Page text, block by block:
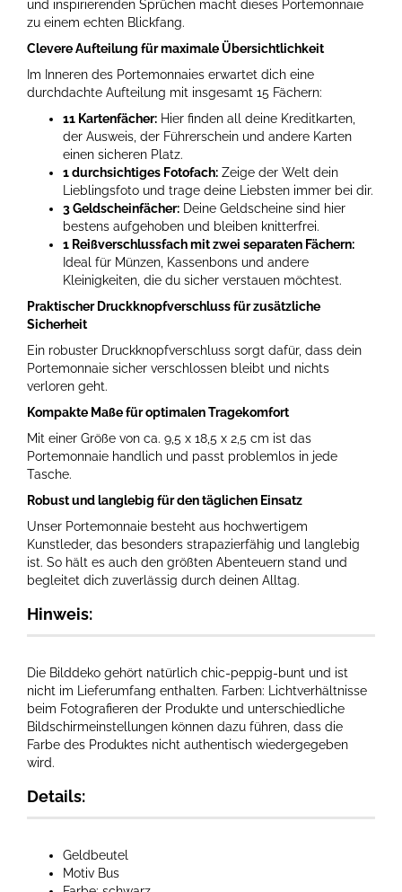
und inspirierenden Sprüchen macht dieses Portemonnaie
zu einem echten Blickfang.
Clevere Aufteilung für maximale Übersichtlichkeit
Im Inneren des Portemonnaies erwartet dich eine
durchdachte Aufteilung mit insgesamt 15 Fächern:
11 Kartenfächer: Hier finden all deine Kreditkarten,
der Ausweis, der Führerschein und andere Karten
einen sicheren Platz.
1 durchsichtiges Fotofach: Zeige der Welt dein
Lieblingsfoto und trage deine Liebsten immer bei dir.
3 Geldscheinfächer: Deine Geldscheine sind hier
bestens aufgehoben und bleiben knitterfrei.
1 Reißverschlussfach mit zwei separaten Fächern:
Ideal für Münzen, Kassenbons und andere
Kleinigkeiten, die du sicher verstauen möchtest.
Praktischer Druckknopfverschluss für zusätzliche
Sicherheit
Ein robuster Druckknopfverschluss sorgt dafür, dass dein
Portemonnaie sicher verschlossen bleibt und nichts
verloren geht.
Kompakte Maße für optimalen Tragekomfort
Mit einer Größe von ca. 9,5 x 18,5 x 2,5 cm ist das
Portemonnaie handlich und passt problemlos in jede
Tasche.
Robust und langlebig für den täglichen Einsatz
Unser Portemonnaie besteht aus hochwertigem
Kunstleder, das besonders strapazierfähig und langlebig
ist. So hält es auch den größten Abenteuern stand und
begleitet dich zuverlässig durch deinen Alltag.
Hinweis:
Die Bilddeko gehört natürlich chic-peppig-bunt und ist
nicht im Lieferumfang enthalten. Farben: Lichtverhältnisse
beim Fotografieren der Produkte und unterschiedliche
Bildschirmeinstellungen können dazu führen, dass die
Farbe des Produktes nicht authentisch wiedergegeben
wird.
Details:
Geldbeutel
Motiv Bus